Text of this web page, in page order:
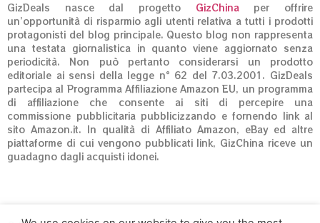
GizDeals nasce dal progetto GizChinaper offrire
un’opportunità di risparmio agli utenti relativa a tutti i prodotti
protagonisti del blog principale. Questo blog non rappresenta
una testata giornalistica in quanto viene aggiornato senza
periodicità. Non può pertanto considerarsi un prodotto
editoriale ai sensi della legge n° 62 del 7.03.2001. GizDeals
partecipa al Programma Affiliazione Amazon EU, un programma
di affiliazione che consente ai siti di percepire una
commissione pubblicitaria pubblicizzando e fornendo link al
sito Amazon.it. In qualità di Affiliato Amazon, eBay ed altre
piattaforme di cui vengono pubblicati link, GizChina riceve un
guadagno dagli acquisti idonei.